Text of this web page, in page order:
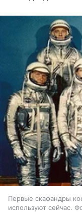
Первые скафандры
используют сейчас.